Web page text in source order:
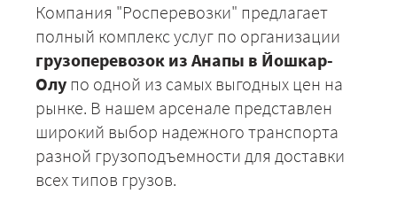
Компания "Росперевозки" предлагает
полный комплекс услуг по организации
грузоперевозок из Анапы в Йошкар-
Олу по одной из самых выгодных цен на
рынке. В нашем арсенале представлен
широкий выбор надежного транспорта
разной грузоподъемности для доставки
всех типов грузов.